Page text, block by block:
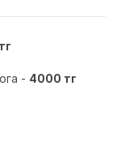
- 4000 тг